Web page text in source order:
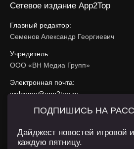
Сетевое издание App2Top
Главный редактор:
Семенов Александр Георгиевич
Учредитель:
ООО «ВН Медиа Групп»
Электронная почта:
welcome@app2top.ru
При использовании материалов
Сайт использует IP адреса, cookie,
ПОДПИШИСЬ НА
Дайджест новостей игровой
каждую пятницу.